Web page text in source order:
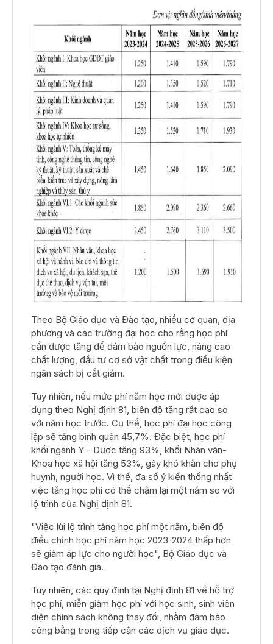
Theo Bộ Giáo dục và Đào tạo, nhiều cơ quan, địa
phương và các trường đại học cho rằng học phí
cần được tăng để đảm bảo nguồn lực, nâng cao
chất lượng, đầu tư cơ sở vật chất trong điều kiện
ngân sách bị cắt giảm.
Tuy nhiên, nếu mức phí năm học mới được áp
dụng theo Nghị định 81, biên độ tăng rất cao so
với năm học trước. Cụ thể, học phí đại học công
lập sẽ tăng bình quân 45,7%. Đặc biệt, học phí
khối ngành Y - Dược tăng 93%, khối Nhân văn-
Khoa học xã hội tăng 53%, gây khó khăn cho phụ
huynh, người học. Vì thế, đa số ý kiến thống nhất
việc tăng học phí có thể chậm lại một năm so với
lộ trình của Nghị định 81.
"Việc lùi lộ trình tăng học phí một năm, biên độ
điều chỉnh học phí năm học 2023-2024 thấp hơn
sẽ giảm áp lực cho người học", Bộ Giáo dục và
Đào tạo đánh giá.
Tuy nhiên, các quy định tại Nghị định 81 về hỗ trợ
học phí, miễn giảm học phí với học sinh, sinh viên
diện chính sách không thay đổi, nhằm đảm bảo
công bằng trong tiếp cận các dịch vụ giáo dục.